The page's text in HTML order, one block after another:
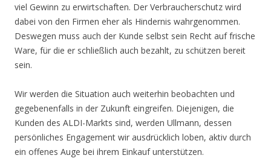
viel Gewinn zu erwirtschaften. Der Verbraucherschutz wird
dabei von den Firmen eher als Hindernis wahrgenommen.
Deswegen muss auch der Kunde selbst sein Recht auf frische
Ware, für die er schließlich auch bezahlt, zu schützen bereit
sein.
Wir werden die Situation auch weiterhin beobachten und
gegebenenfalls in der Zukunft eingreifen. Diejenigen, die
Kunden des ALDI-Markts sind, werden Ullmann, dessen
persönliches Engagement wir ausdrücklich loben, aktiv durch
ein offenes Auge bei ihrem Einkauf unterstützen.